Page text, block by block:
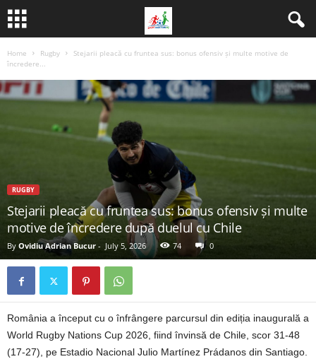
Home Rugby
Stejarii pleacă cu fruntea sus: bonus ofensiv și multe motive de
încredere...
RUGBY
Stejarii pleacă cu fruntea sus: bonus ofensiv și multe
motive de încredere după duelul cu Chile
By Ovidiu Adrian Bucur - July 5, 2026 74 0
România a început cu o înfrângere parcursul din ediția inaugurală a
World Rugby Nations Cup 2026, fiind învinsă de Chile, scor 31-48
(17-27), pe Estadio Nacional Julio Martínez Prádanos din Santiago.